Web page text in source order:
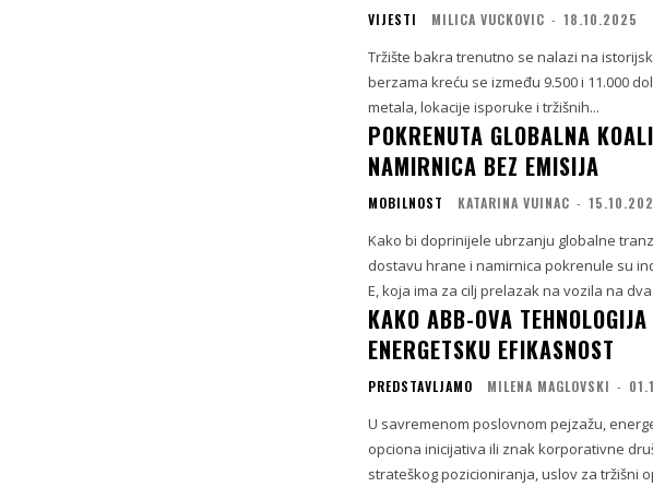
VIJESTI MILICA VUCKOVIC - 18.10.2025
Tržište bakra trenutno se nalazi na
berzama kreću se između 9.500 i 11.000
metala, lokacije isporuke i tržišnih...
POKRENUTA GLOBALNA
NAMIRNICA BEZ EMISIJA
MOBILNOST KATARINA VUINAC -
Kako bi doprinijele ubrzanju globalne
dostavu hrane i namirnica pokrenule su
E, koja ima za cilj prelazak na vozila na
KAKO ABB-OVA
ENERGETSKU EFIKASNOST
PREDSTAVLJAMO MILENA MAGLOVSKI -
U savremenom poslovnom pejzažu,
opciona inicijativa ili znak korporativne
strateškog pozicioniranja, uslov za tržišni